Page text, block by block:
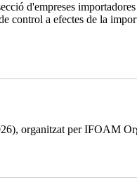
d'empreses
control a efectes de la
organitzat per IFOAM